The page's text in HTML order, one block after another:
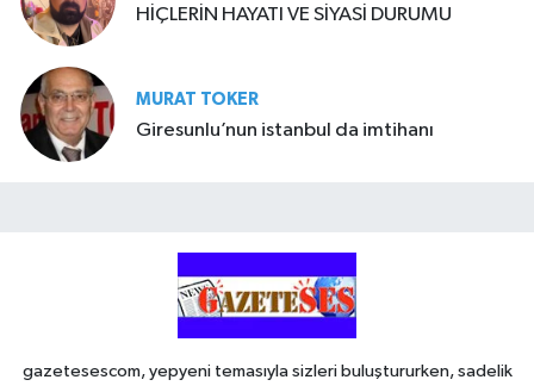
HİÇLERİN HAYATI VE SİYASİ DURUMU
MURAT TOKER
Giresunlu’nun istanbul da imtihanı
gazetesescom, yepyeni temasıyla sizleri buluştururken, sadelik